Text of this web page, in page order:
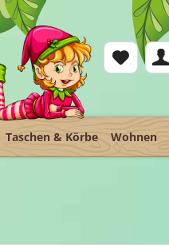
Taschen & Körbe Wohnen